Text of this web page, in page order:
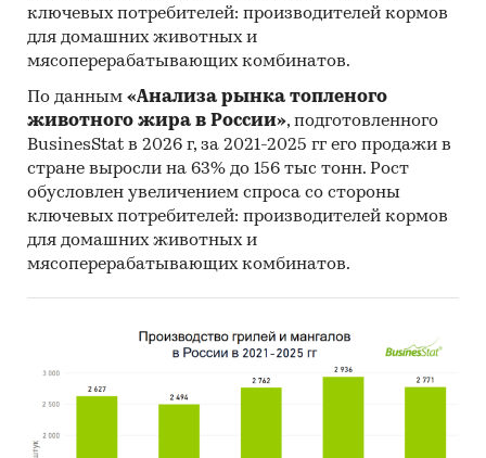
индустриального масла (производства,
импорта, экспорта и объема рынка) на
2029 гг.на основе ретроспективных данных с
поправкой на мнения экспертов,
макроэкономические тренды, изменения в
регулировании отрасли и т.д.
Фактическое количество страниц может
отличаться от указанного.
Источник: TK Solutions
ключевых потребителей: производителей кормов
для домашних животных и
мясоперерабатывающих комбинатов.
По данным «Анализа рынка топленого
животного жира в России», подготовленного
BusinesStat в 2026 г, за 2021-2025 гг его продажи в
стране выросли на 63% до 156 тыс тонн. Рост
обусловлен увеличением спроса со стороны
ключевых потребителей: производителей кормов
для домашних животных и
мясоперерабатывающих комбинатов.